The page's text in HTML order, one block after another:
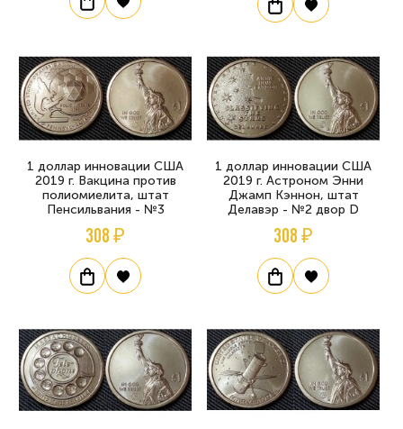
1 доллар инновации США
2019 г. Вакцина против
полиомиелита, штат
Пенсильвания - №3
308 ₽
1 доллар инновации США
2019 г. Астроном Энни
Джамп Кэннон, штат
Делавэр - №2 двор D
308 ₽